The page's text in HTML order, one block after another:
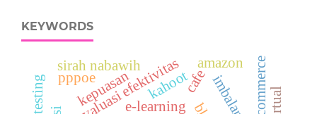
KEYWORDS
evaluasi efektivitas e-commerce
e-learning
sirah nabawih
kahoot
kepuasan
amazon
pppoe cafe